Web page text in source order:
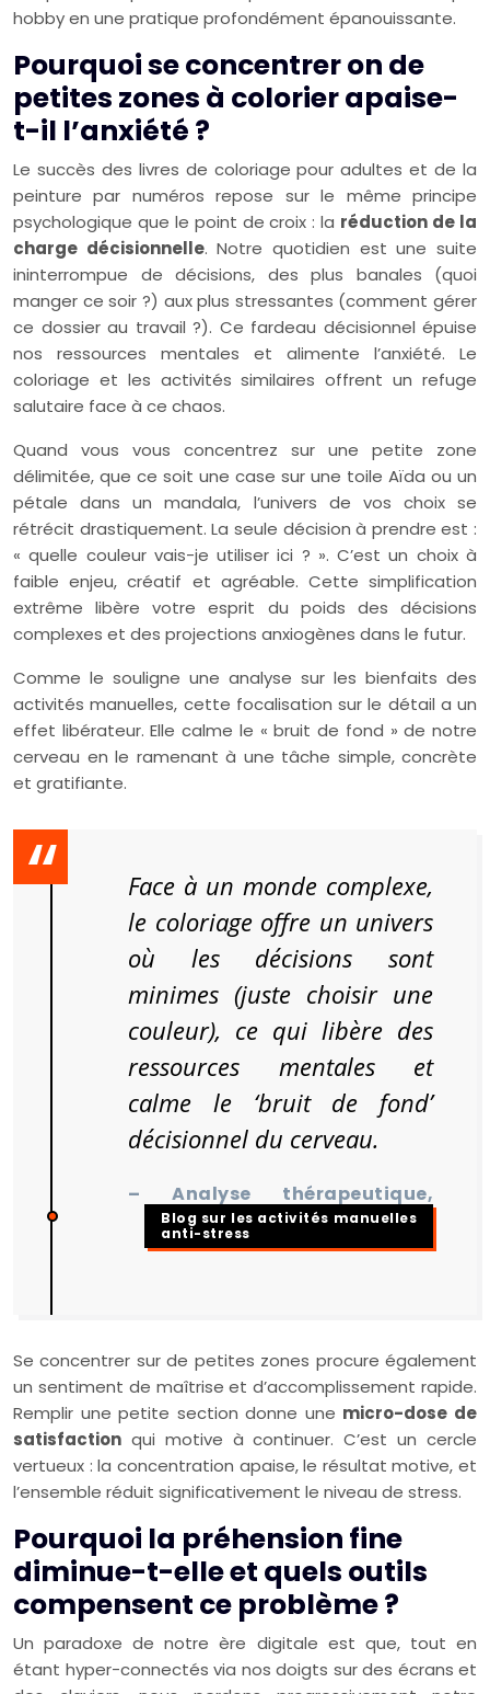
hobby en une pratique profondément épanouissante.
Pourquoi se concentrer on de
petites zones à colorier apaise-
t-il l’anxiété ?
Le succès des livres de coloriage pour adultes et de la
peinture par numéros repose sur le même principe
psychologique que le point de croix : la réduction de la
charge décisionnelle. Notre quotidien est une suite
ininterrompue de décisions, des plus banales (quoi
manger ce soir ?) aux plus stressantes (comment gérer
ce dossier au travail ?). Ce fardeau décisionnel épuise
nos ressources mentales et alimente l’anxiété. Le
coloriage et les activités similaires offrent un refuge
salutaire face à ce chaos.
Quand vous vous concentrez sur une petite zone
délimitée, que ce soit une case sur une toile Aïda ou un
pétale dans un mandala, l’univers de vos choix se
rétrécit drastiquement. La seule décision à prendre est :
« quelle couleur vais-je utiliser ici ? ». C’est un choix à
faible enjeu, créatif et agréable. Cette simplification
extrême libère votre esprit du poids des décisions
complexes et des projections anxiogènes dans le futur.
Comme le souligne une analyse sur les bienfaits des
activités manuelles, cette focalisation sur le détail a un
effet libérateur. Elle calme le « bruit de fond » de notre
cerveau en le ramenant à une tâche simple, concrète
et gratifiante.
Face à un monde complexe,
le coloriage offre un univers
où les décisions sont
minimes (juste choisir une
couleur), ce qui libère des
ressources mentales et
calme le ‘bruit de fond’
décisionnel du cerveau.
– Analyse thérapeutique,
Blog sur les activités manuelles
anti-stress
Se concentrer sur de petites zones procure également
un sentiment de maîtrise et d’accomplissement rapide.
Remplir une petite section donne une micro-dose de
satisfaction qui motive à continuer. C’est un cercle
vertueux : la concentration apaise, le résultat motive, et
l’ensemble réduit significativement le niveau de stress.
Pourquoi la préhension fine
diminue-t-elle et quels outils
compensent ce problème ?
Un paradoxe de notre ère digitale est que, tout en
étant hyper-connectés via nos doigts sur des écrans et